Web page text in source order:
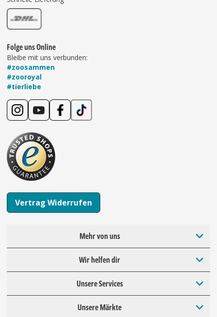
Folge uns Online
Bleibe mit uns verbunden:
#zoosammen
#zooroyal
#tierliebe
Vertrag Widerrufen
Mehr von uns
Wir helfen dir
Unsere Services
Unsere Märkte